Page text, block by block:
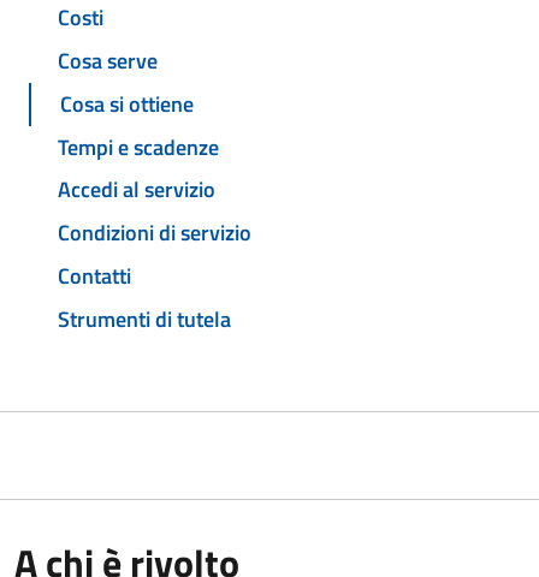
Costi
Cosa serve
Cosa si ottiene
Tempi e scadenze
Accedi al servizio
Condizioni di servizio
Contatti
Strumenti di tutela
A chi è rivolto